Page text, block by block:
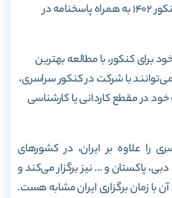
در هر رشته دفترچه سوالات کنکور 1402 به همراه پاسخنامه در
برای کنکور، با مطالعه بهترین
با شرکت در کنکور سراسری،
در مقطع کاردانی یا کارشناسی
را علاوه بر ایران، در کشورهای
پاکستان و … نیز برگزار می‌کند و
با زمان برگزاری ایران مشابه هست.